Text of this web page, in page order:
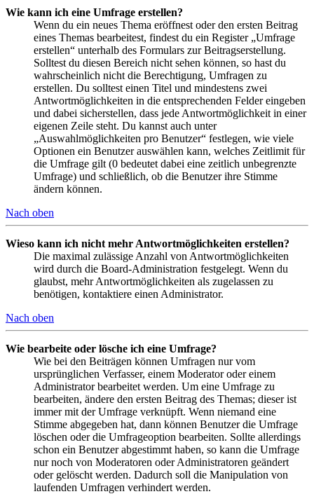
Wie kann ich eine Umfrage erstellen?
Wenn du ein neues Thema eröffnest oder den ersten Beitrag
eines Themas bearbeitest, findest du ein Register „Umfrage
erstellen“ unterhalb des Formulars zur Beitragserstellung.
Solltest du diesen Bereich nicht sehen können, so hast du
wahrscheinlich nicht die Berechtigung, Umfragen zu
erstellen. Du solltest einen Titel und mindestens zwei
Antwortmöglichkeiten in die entsprechenden Felder eingeben
und dabei sicherstellen, dass jede Antwortmöglichkeit in einer
eigenen Zeile steht. Du kannst auch unter
„Auswahlmöglichkeiten pro Benutzer“ festlegen, wie viele
Optionen ein Benutzer auswählen kann, welches Zeitlimit für
die Umfrage gilt (0 bedeutet dabei eine zeitlich unbegrenzte
Umfrage) und schließlich, ob die Benutzer ihre Stimme
ändern können.
Nach oben
Wieso kann ich nicht mehr Antwortmöglichkeiten erstellen?
Die maximal zulässige Anzahl von Antwortmöglichkeiten
wird durch die Board-Administration festgelegt. Wenn du
glaubst, mehr Antwortmöglichkeiten als zugelassen zu
benötigen, kontaktiere einen Administrator.
Nach oben
Wie bearbeite oder lösche ich eine Umfrage?
Wie bei den Beiträgen können Umfragen nur vom
ursprünglichen Verfasser, einem Moderator oder einem
Administrator bearbeitet werden. Um eine Umfrage zu
bearbeiten, ändere den ersten Beitrag des Themas; dieser ist
immer mit der Umfrage verknüpft. Wenn niemand eine
Stimme abgegeben hat, dann können Benutzer die Umfrage
löschen oder die Umfrageoption bearbeiten. Sollte allerdings
schon ein Benutzer abgestimmt haben, so kann die Umfrage
nur noch von Moderatoren oder Administratoren geändert
oder gelöscht werden. Dadurch soll die Manipulation von
laufenden Umfragen verhindert werden.